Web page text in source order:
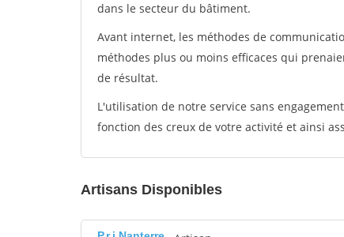
dans le secteur du bâtiment.
Avant internet, les méthodes de
méthodes plus ou moins efficaces qui
de résultat.
L'utilisation de notre service sans
fonction des creux de votre activité et ainsi
Artisans Disponibles